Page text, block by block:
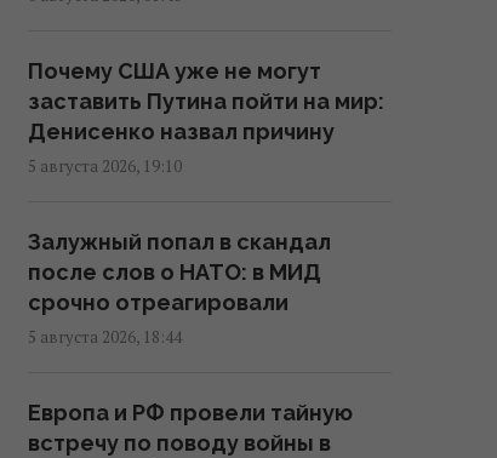
Украинцев предупредили об
обмане на кассе: что делать,
если цена в чеке выше ценника
16:18 пятница, 07 августа 2026
Без пересмотра прайс-кэпов
Украине будет сложнее
импортировать
электроэнергию зимой, –
16:04 пятница, 07 августа 2026
Почему США уже не могут
заставить Путина пойти на мир:
Денисенко назвал причину
5 августа 2026, 19:10
Залужный попал в скандал
после слов о НАТО: в МИД
срочно отреагировали
5 августа 2026, 18:44
Европа и РФ провели тайную
встречу по поводу войны в